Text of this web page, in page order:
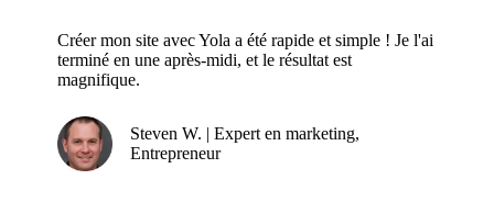
Créer mon site avec Yola a été rapide et simple ! Je l'ai
terminé en une après-midi, et le résultat est
magnifique.
Steven W. | Expert en marketing,
Entrepreneur